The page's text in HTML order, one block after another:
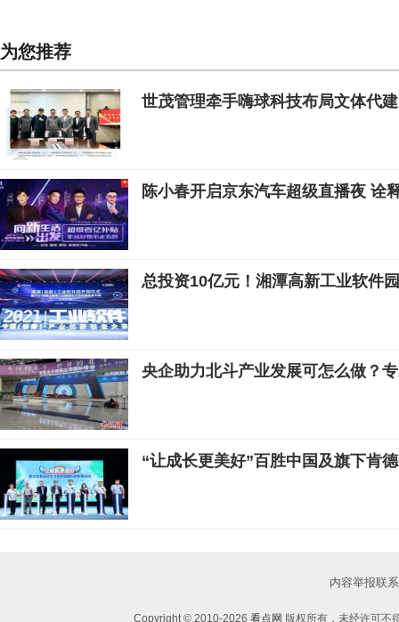
为您推荐
世茂管理牵手嗨球科技布局文体代建
陈小春开启京东汽车超级直播夜 诠
总投资10亿元！湘潭高新工业软件
央企助力北斗产业发展可怎么做？
“让成长更美好”百胜中国及旗下肯
内容举报联
Copyright © 2010-2026 看点网 版权所有，未经许可不